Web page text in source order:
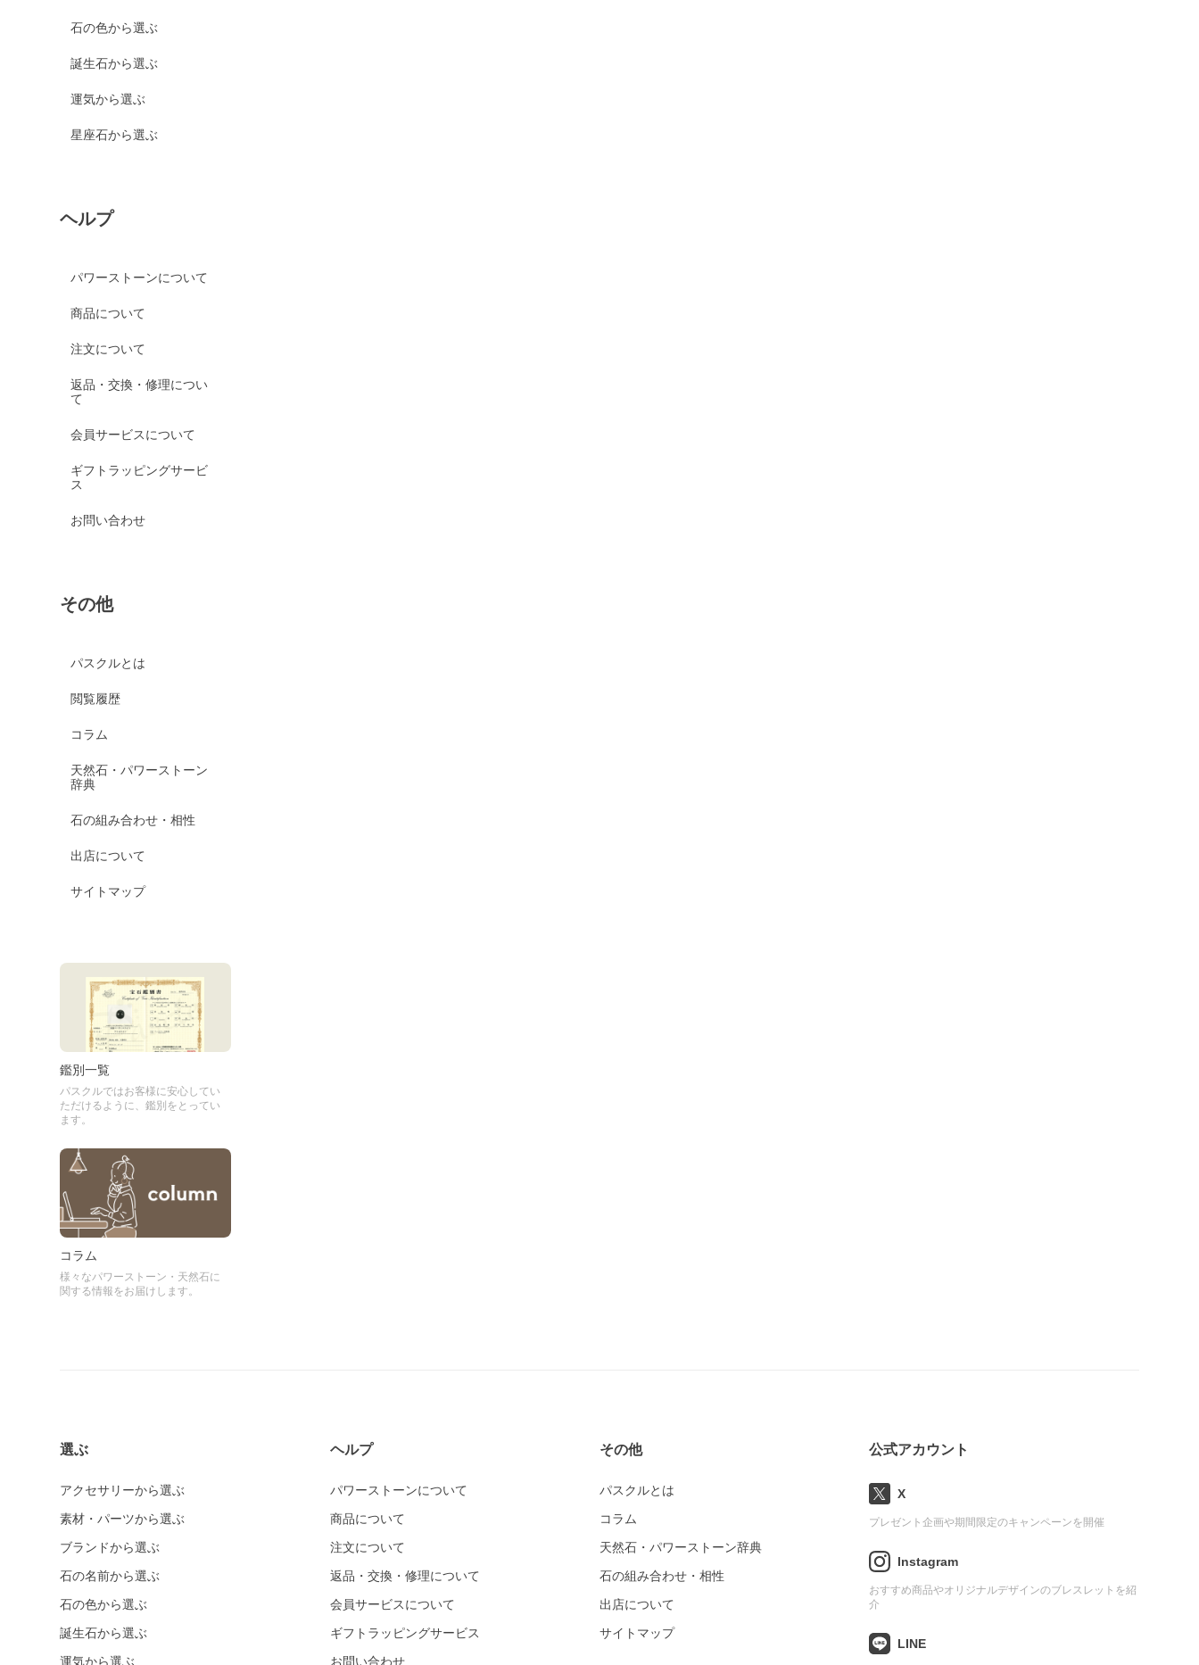
石の色から選ぶ
誕生石から選ぶ
運気から選ぶ
星座石から選ぶ
ヘルプ
パワーストーンについて
商品について
注文について
返品・交換・修理につい
て
会員サービスについて
ギフトラッピングサービ
ス
お問い合わせ
その他
パスクルとは
閲覧履歴
コラム
天然石・パワーストーン
辞典
石の組み合わせ・相性
出店について
サイトマップ
鑑別一覧
パスクルではお客様に安心してい
ただけるように、鑑別をとってい
ます。
コラム
様々なパワーストーン・天然石に
関する情報をお届けします。
選ぶ
アクセサリーから選ぶ
素材・パーツから選ぶ
ブランドから選ぶ
石の名前から選ぶ
石の色から選ぶ
誕生石から選ぶ
運気から選ぶ
ヘルプ
パワーストーンについて
商品について
注文について
返品・交換・修理について
会員サービスについて
ギフトラッピングサービス
お問い合わせ
その他
パスクルとは
コラム
天然石・パワーストーン辞典
石の組み合わせ・相性
出店について
サイトマップ
公式アカウント
X
プレゼント企画や期間限定のキャンペーンを開催
Instagram
おすすめ商品やオリジナルデザインのブレスレットを紹
介
LINE